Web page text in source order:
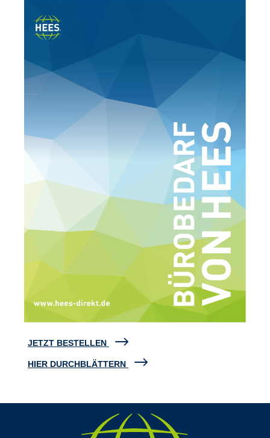
JETZT BESTELLEN
HIER DURCHBLÄTTERN